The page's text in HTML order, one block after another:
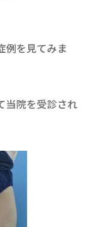
例を見てみま
当院を受診され